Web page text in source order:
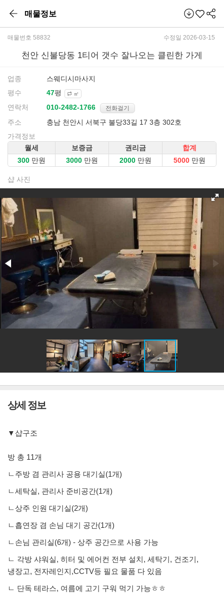
매물정보
매물번호 58832 수정일 2026-03-15
천안 신불당동 1티어 갯수 잘나오는 클린한 가게
업종
스웨디시마사지
평수
평 ㎡
연락처 전화걸기
주소
충남 천안시 서북구 불당33길 17 3층 302호
가격정보
월세
보증금 권리금
합계
만원
만원 만원 만원
샵 사진
상세 정보
▼샵구조
방 총 11개
ㄴ주방 겸 관리사 공용 대기실(1개)
ㄴ세탁실, 관리사 준비공간(1개)
ㄴ상주 인원 대기실(2개)
ㄴ흡연장 겸 손님 대기 공간(1개)
ㄴ손님 관리실(6개) - 상주 공간으로 사용 가능
ㄴ 각방 샤워실, 히터 및 에어컨 전부 설치, 세탁기, 건조기,
냉장고, 전자레인지,CCTV등 필요 물품 다 있음
ㄴ 단독 테라스, 여름에 고기 구워 먹기 가능ㅎㅎ